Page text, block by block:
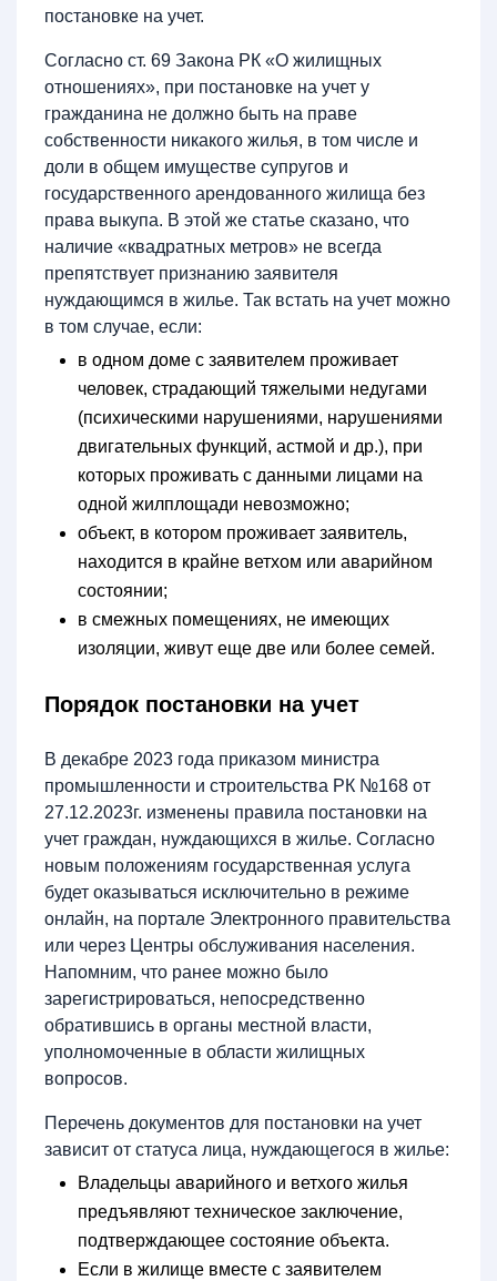
постановке на учет.
Согласно ст. 69 Закона РК «О жилищных
отношениях», при постановке на учет у
гражданина не должно быть на праве
собственности никакого жилья, в том числе и
доли в общем имуществе супругов и
государственного арендованного жилища без
права выкупа. В этой же статье сказано, что
наличие «квадратных метров» не всегда
препятствует признанию заявителя
нуждающимся в жилье. Так встать на учет можно
в том случае, если:
в одном доме с заявителем проживает
человек, страдающий тяжелыми недугами
(психическими нарушениями, нарушениями
двигательных функций, астмой и др.), при
которых проживать с данными лицами на
одной жилплощади невозможно;
объект, в котором проживает заявитель,
находится в крайне ветхом или аварийном
состоянии;
в смежных помещениях, не имеющих
изоляции, живут еще две или более семей.
Порядок постановки на учет
В декабре 2023 года приказом министра
промышленности и строительства РК №168 от
27.12.2023г. изменены правила постановки на
учет граждан, нуждающихся в жилье. Согласно
новым положениям государственная услуга
будет оказываться исключительно в режиме
онлайн, на портале Электронного правительства
или через Центры обслуживания населения.
Напомним, что ранее можно было
зарегистрироваться, непосредственно
обратившись в органы местной власти,
уполномоченные в области жилищных
вопросов.
Перечень документов для постановки на учет
зависит от статуса лица, нуждающегося в жилье:
Владельцы аварийного и ветхого жилья
предъявляют техническое заключение,
подтверждающее состояние объекта.
Если в жилище вместе с заявителем